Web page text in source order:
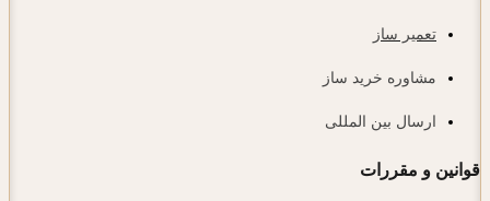
تعمیر ساز
مشاوره خرید ساز
ارسال بین المللی
قوانین و مقررات